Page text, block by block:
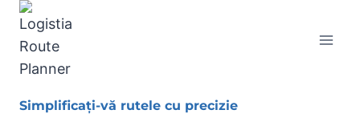
Simplificați-vă rutele cu precizie